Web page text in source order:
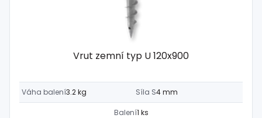
Vrut zemní typ U 120x900
Váha balení3.2 kg Síla S4 mm
Balení1 ks